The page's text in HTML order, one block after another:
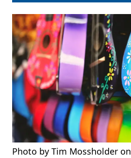
Photo by Tim Mossholder on